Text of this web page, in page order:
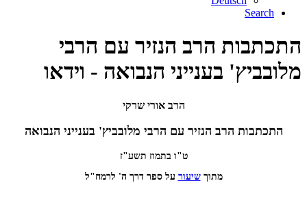
Search
התכתבות הרב הנזיר עם הרבי
מלובביץ' בענייני הנבואה - וידאו
הרב אורי שרקי
התכתבות הרב הנזיר עם הרבי מלובביץ' בענייני הנבואה
ט"ו בתמוז תשע"ז
מתוךשיעור על ספר דרך ה' לרמח"ל